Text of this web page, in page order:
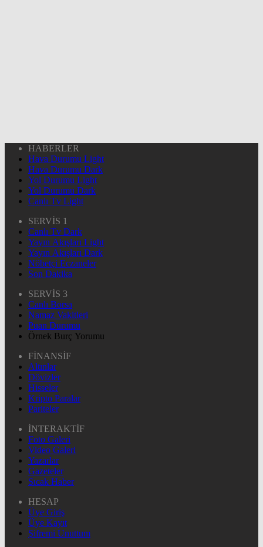
HABERLER
Hava Durumu Light
Hava Durumu Dark
Yol Durumu Light
Yol Durumu Dark
Canlı Tv Light
SERVİS 1
Canlı Tv Dark
Yayın Akışları Light
Yayın Akışları Dark
Nöbetçi Eczaneler
Son Dakika
SERVİS 3
Canlı Borsa
Namaz Vakitleri
Puan Durumu
Örnek Burç Yorumu
FİNANSİF
Altınlar
Dövizler
Hisseler
Kripto Paralar
Pariteler
İNTERAKTİF
Foto Galeri
Video Galeri
Yazarlar
Gazeteler
Sıcak Haber
HESAP
Üye Giriş
Üye Kayıt
Şifremi Unuttum